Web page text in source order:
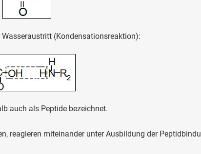
(Kondensationsreaktion):
auch als Peptide bezeichnet.
reagieren miteinander unter Ausbildung der